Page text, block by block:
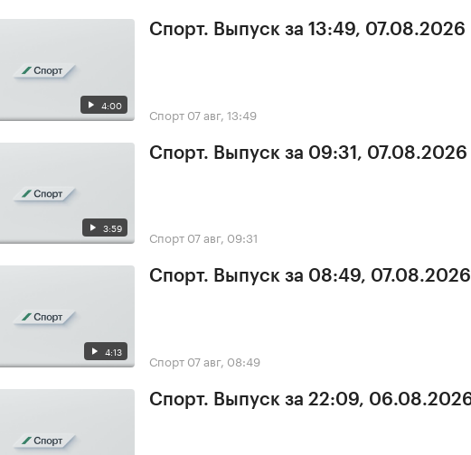
4:00
Спорт. Выпуск за 13:49, 07.08.2026
Спорт 07 авг, 13:49
3:59
Спорт. Выпуск за 09:31, 07.08.2026
Спорт 07 авг, 09:31
4:13
Спорт. Выпуск за 08:49, 07.08.2026
Спорт 07 авг, 08:49
Спорт. Выпуск за 22:09,